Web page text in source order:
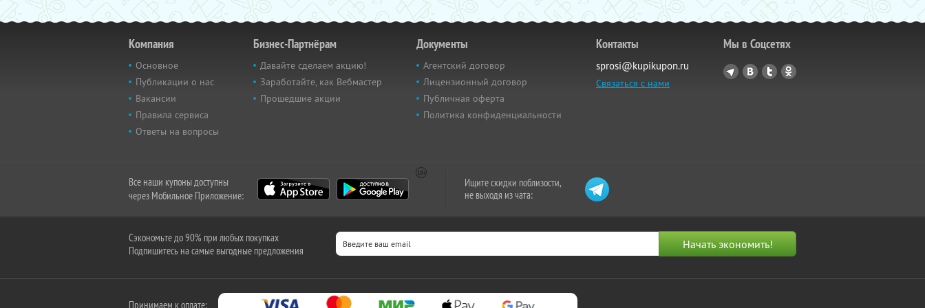
Компания
Основное
Публикации о нас
Вакансии
Правила сервиса
Ответы на вопросы
Бизнес-Партнёрам
Давайте сделаем акцию!
Заработайте, как Вебмастер
Прошедшие акции
Документы
Агентский договор
Лицензионный договор
Публичная оферта
Политика конфиденциальности
Контакты
sprosi@kupikupon.ru
Связаться с нами
Мы в Соцсетях
Все наши купоны доступны
через Мобильное Приложение:
Ищите скидки поблизости,
не выходя из чата:
Сэкономьте до 90% при любых покупках
Подпишитесь на самые выгодные предложения
Принимаем к оплате: